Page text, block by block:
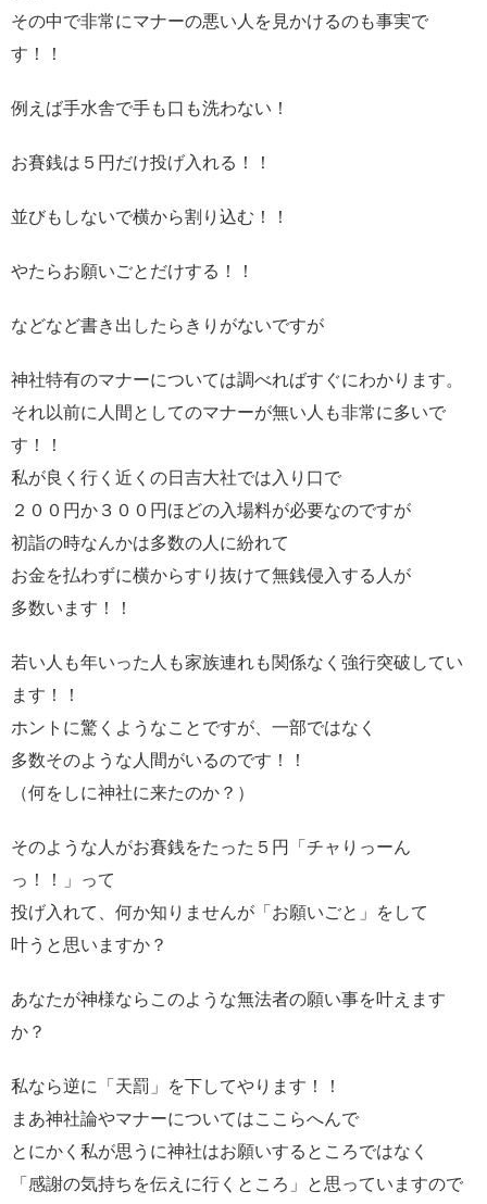
その中で非常にマナーの悪い人を見かけるのも事実で
す！！
例えば手水舎で手も口も洗わない！
お賽銭は５円だけ投げ入れる！！
並びもしないで横から割り込む！！
やたらお願いごとだけする！！
などなど書き出したらきりがないですが
神社特有のマナーについては調べればすぐにわかります。
それ以前に人間としてのマナーが無い人も非常に多いで
す！！
私が良く行く近くの日吉大社では入り口で
２００円か３００円ほどの入場料が必要なのですが
初詣の時なんかは多数の人に紛れて
お金を払わずに横からすり抜けて無銭侵入する人が
多数います！！
若い人も年いった人も家族連れも関係なく強行突破してい
ます！！
ホントに驚くようなことですが、一部ではなく
多数そのような人間がいるのです！！
（何をしに神社に来たのか？）
そのような人がお賽銭をたった５円「チャりっーん
っ！！」って
投げ入れて、何か知りませんが「お願いごと」をして
叶うと思いますか？
あなたが神様ならこのような無法者の願い事を叶えます
か？
私なら逆に「天罰」を下してやります！！
まあ神社論やマナーについてはここらへんで
とにかく私が思うに神社はお願いするところではなく
「感謝の気持ちを伝えに行くところ」と思っていますので